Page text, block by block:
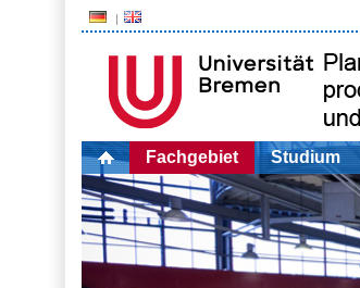
Fachgebiet Studium